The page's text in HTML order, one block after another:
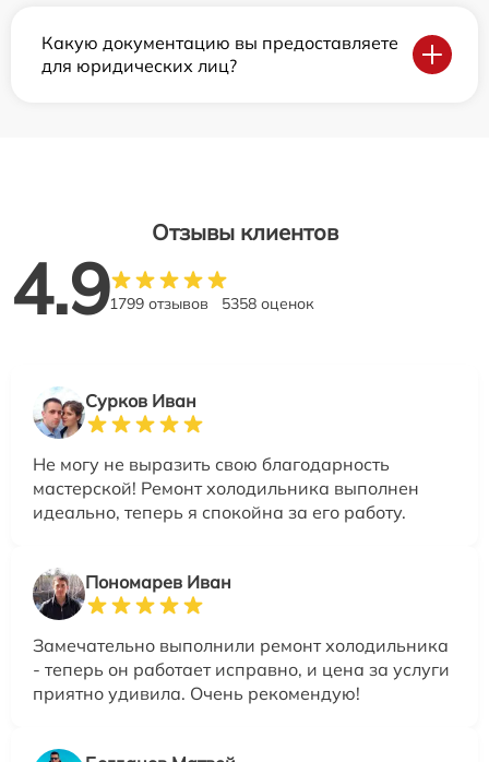
Какую документацию вы предоставляете
для юридических лиц?
Отзывы клиентов
4.91799 отзывов 5358 оценок
Сурков Иван
Не могу не выразить свою благодарность
мастерской! Ремонт холодильника выполнен
идеально, теперь я спокойна за его работу.
Пономарев Иван
Замечательно выполнили ремонт холодильника
- теперь он работает исправно, и цена за услуги
приятно удивила. Очень рекомендую!